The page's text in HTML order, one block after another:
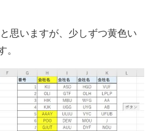
思いますが、少しずつ黄色い